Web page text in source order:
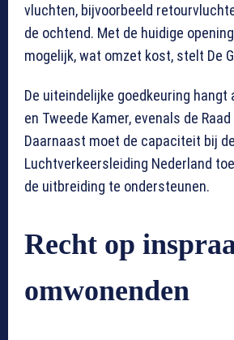
vluchten, bijvoorbeeld
de ochtend. Met de huidige
mogelijk, wat omzet kost, stelt De
De uiteindelijke goedkeuring hangt
en Tweede Kamer, evenals de
Daarnaast moet de capaciteit bij de
Luchtverkeersleiding Nederland
de uitbreiding te ondersteunen.
Recht op
omwonenden